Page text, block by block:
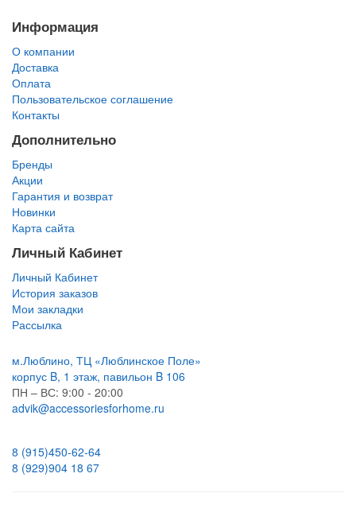
Информация
О компании
Доставка
Оплата
Пользовательское соглашение
Контакты
Дополнительно
Бренды
Акции
Гарантия и возврат
Новинки
Карта сайта
Личный Кабинет
Личный Кабинет
История заказов
Мои закладки
Рассылка
м.Люблино, ТЦ «Люблинское Поле»
корпус B, 1 этаж, павильон B 106
ПН – ВС: 9:00 - 20:00
advik@accessoriesforhome.ru
8 (915)450-62-64
8 (929)904 18 67